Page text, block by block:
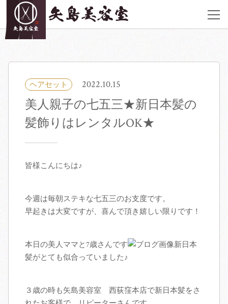
定休日も御予約承ります
03-6913-6962
荻窪店サイト
料金表
着付け紹介
七五三
着物レンタル
ヘアセット 2022.10.15
美人親子の七五三★新日本髪の
髪飾りはレンタルOK★
皆様こんにちは♪
今週は毎朝ステキな七五三のお支度です。
早起きは大変ですが、喜んで頂き嬉しい限りです！
本日の美人ママと7歳さんです
新日本
髪がとても似合っていました♪
３歳の時も矢島美容室 西荻窪本店で新日本髪をさ